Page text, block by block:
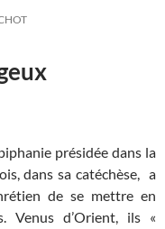
présidée dans la
dans sa catéchèse, a
de se mettre en
Venus d’Orient, ils «